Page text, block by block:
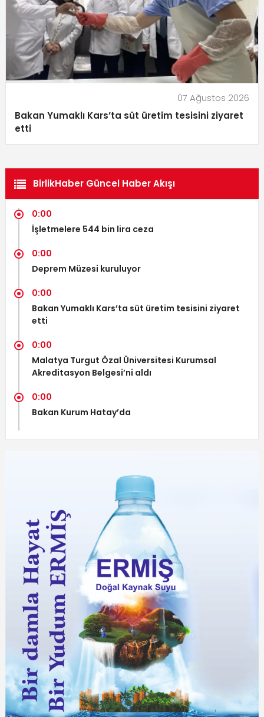
07 Ağustos 2026
Bakan Yumaklı Kars’ta süt üretim tesisini ziyaret
etti
BirlikHaber Güncel Haber Akışı
0:00
İşletmelere 544 bin lira ceza
0:00
Deprem Müzesi kuruluyor
0:00
Bakan Yumaklı Kars’ta süt üretim tesisini ziyaret
etti
0:00
Malatya Turgut Özal Üniversitesi Kurumsal
Akreditasyon Belgesi’ni aldı
0:00
Bakan Kurum Hatay’da